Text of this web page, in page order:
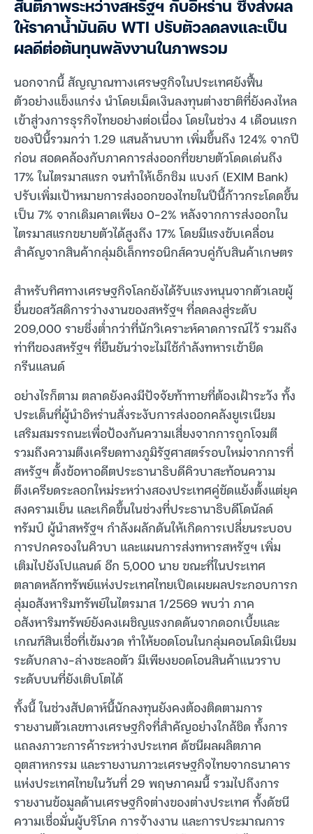
สันติภาพระหว่างสหรัฐฯ กับอิหร่าน ซึ่งส่งผล
ให้ราคาน้ำมันดิบ WTI ปรับตัวลดลงและเป็น
ผลดีต่อต้นทุนพลังงานในภาพรวม
นอกจากนี้ สัญญาณทางเศรษฐกิจในประเทศยังฟื้น
ตัวอย่างแข็งแกร่ง นำโดยเม็ดเงินลงทุนต่างชาติที่ยังคงไหล
เข้าสู่วงการธุรกิจไทยอย่างต่อเนื่อง โดยในช่วง 4 เดือนแรก
ของปีนี้รวมกว่า 1.29 แสนล้านบาท เพิ่มขึ้นถึง 124% จากปี
ก่อน สอดคล้องกับภาคการส่งออกที่ขยายตัวโดดเด่นถึง
17% ในไตรมาสแรก จนทำให้เอ็กซิม แบงก์ (EXIM Bank)
ปรับเพิ่มเป้าหมายการส่งออกของไทยในปีนี้ก้าวกระโดดขึ้น
เป็น 7% จากเดิมคาดเพียง 0-2% หลังจากการส่งออกใน
ไตรมาสแรกขยายตัวได้สูงถึง 17% โดยมีแรงขับเคลื่อน
สำคัญจากสินค้ากลุ่มอิเล็กทรอนิกส์ควบคู่กับสินค้าเกษตร
สำหรับทิศทางเศรษฐกิจโลกยังได้รับแรงหนุนจากตัวเลขผู้
ยื่นขอสวัสดิการว่างงานของสหรัฐฯ ที่ลดลงสู่ระดับ
209,000 รายซึ่งต่ำกว่าที่นักวิเคราะห์คาดการณ์ไว้ รวมถึง
ท่าทีของสหรัฐฯ ที่ยืนยันว่าจะไม่ใช้กำลังทหารเข้ายึด
กรีนแลนด์
อย่างไรก็ตาม ตลาดยังคงมีปัจจัยท้าทายที่ต้องเฝ้าระวัง ทั้ง
ประเด็นที่ผู้นำอิหร่านสั่งระงับการส่งออกคลังยูเรเนียม
เสริมสมรรถนะเพื่อป้องกันความเสี่ยงจากการถูกโจมตี
รวมถึงความตึงเครียดทางภูมิรัฐศาสตร์รอบใหม่จากการที่
สหรัฐฯ ตั้งข้อหาอดีตประธานาธิบดีคิวบาสะท้อนความ
ตึงเครียดระลอกใหม่ระหว่างสองประเทศคู่ขัดแย้งตั้งแต่ยุค
สงครามเย็น และเกิดขึ้นในช่วงที่ประธานาธิบดีโดนัลด์
ทรัมป์ ผู้นำสหรัฐฯ กำลังผลักดันให้เกิดการเปลี่ยนระบอบ
การปกครองในคิวบา และแผนการส่งทหารสหรัฐฯ เพิ่ม
เติมไปยังโปแลนด์ อีก 5,000 นาย ขณะที่ในประเทศ
ตลาดหลักทรัพย์แห่งประเทศไทยเปิดเผยผลประกอบการก
ลุ่มอสังหาริมทรัพย์ในไตรมาส 1/2569 พบว่า ภาค
อสังหาริมทรัพย์ยังคงเผชิญแรงกดดันจากดอกเบี้ยและ
เกณฑ์สินเชื่อที่เข้มงวด ทำให้ยอดโอนในกลุ่มคอนโดมิเนียม
ระดับกลาง-ล่างชะลอตัว มีเพียงยอดโอนสินค้าแนวราบ
ระดับบนที่ยังเติบโตได้
ทั้งนี้ ในช่วงสัปดาห์นี้นักลงทุนยังคงต้องติดตามการ
รายงานตัวเลขทางเศรษฐกิจที่สำคัญอย่างใกล้ชิด ทั้งการ
แถลงภาวะการค้าระหว่างประเทศ ดัชนีผลผลิตภาค
อุตสาหกรรม และรายงานภาวะเศรษฐกิจไทยจากธนาคาร
แห่งประเทศไทยในวันที่ 29 พฤษภาคมนี้ รวมไปถึงการ
รายงานข้อมูลด้านเศรษฐกิจต่างของต่างประเทศ ทั้งดัชนี
ความเชื่อมั่นผู้บริโภค การจ้างงาน และการประมาณการ